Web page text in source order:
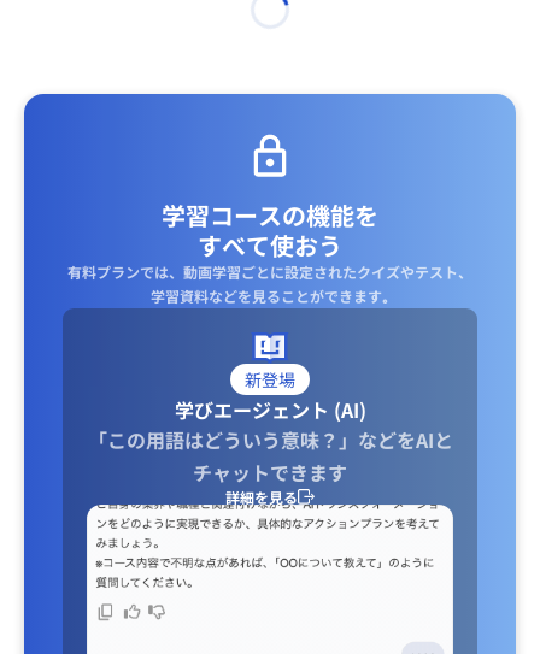
学習コースの機能を
すべて使おう
有料プランでは、動画学習ごとに設定されたクイズやテスト、
学習資料などを見ることができます｡
新登場
学びエージェント (AI)
「この用語はどういう意味？」などをAIと
チャットできます
詳細を見る